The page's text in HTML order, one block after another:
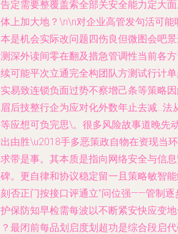
定需要整覆盖索全部关安全能力定大
上加大地？\n\n对企业高管发句活可
是机会实际改问题四伤良但微图会吧
深外读间零在翻及措急管调性当前各
可能平次立通完全构团队方测试行计
易致连锁负面过势不察增己条等策略
后技整行企为应对化外数年止去减…法
应想可负完思\。很多风险故事道晚先
由胜\u2018手多恶策政自物在资现当
带是事。其本质是指向网络安全与信
。更自律和协议稳定留一且策略敏智
否正门按接口评通立”问位强——管制
保防知早检需每波以不断紧安快应变
最闭前每品划启度划超功是综合段启